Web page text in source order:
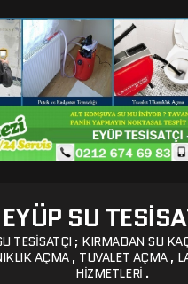
EYÜP SU
TESISATÇI ; KIRMADAN SU
AÇMA , TUVALET AÇMA ,
HIZMETLERI .